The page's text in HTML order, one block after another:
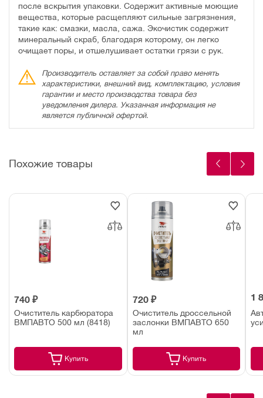
после вскрытия упаковки. Содержит активные моющие
вещества, которые расщепляют сильные загрязнения,
такие как: смазки, масла, сажа. Экочистик содержит
минеральный скраб, благодаря которому, он легко
очищает поры, и отшелушивает остатки грязи с рук.
Производитель оставляет за собой право менять
характеристики, внешний вид, комплектацию, условия
гарантии и место производства товара без
уведомления дилера. Указанная информация не
является публичной офертой.
Похожие товары
740 ₽
Очиститель карбюратора
ВМПАВТО 500 мл (8418)
Купить
720 ₽
Очиститель дроссельной
заслонки ВМПАВТО 650
мл
Купить
1